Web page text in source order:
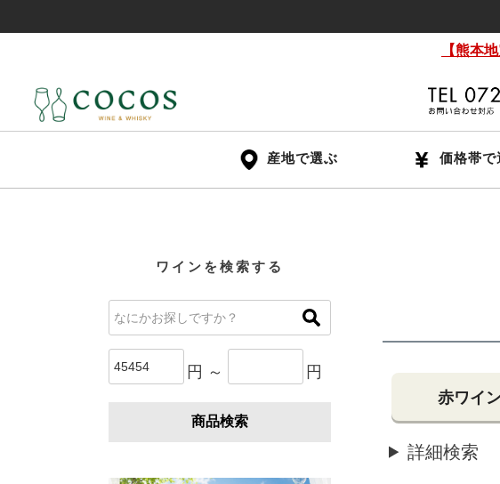
【熊本
産地で選ぶ 価格帯で
ワインを検索する
円 ～ 円
商品検索
赤ワイ
詳細検索